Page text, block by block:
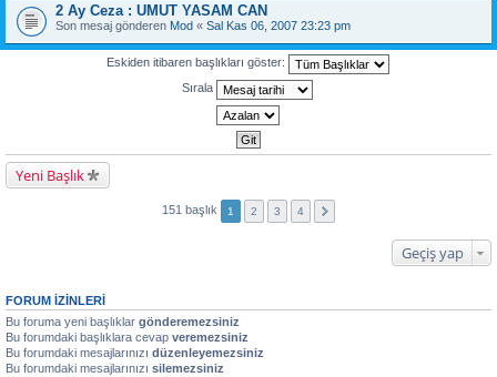
2 Ay Ceza : UMUT YASAM CAN
Son mesaj gönderen Mod « Sal Kas 06, 2007 23:23 pm
Eskiden itibaren başlıkları göster:
Sırala
Yeni Başlık
151 başlık 1 2 3 4
Geçiş yap
FORUM IZINLERI
Bu foruma yeni başlıklar gönderemezsiniz
Bu forumdaki başlıklara cevap veremezsiniz
Bu forumdaki mesajlarınızı düzenleyemezsiniz
Bu forumdaki mesajlarınızı silemezsiniz